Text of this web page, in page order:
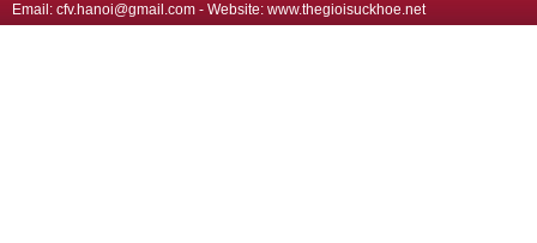
Email: cfv.hanoi@gmail.com - Website: www.thegioisuckhoe.net